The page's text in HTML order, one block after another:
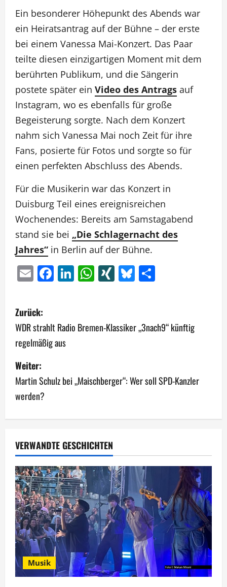
Ein besonderer Höhepunkt des Abends war
ein Heiratsantrag auf der Bühne – der erste
bei einem Vanessa Mai-Konzert. Das Paar
teilte diesen einzigartigen Moment mit dem
berührten Publikum, und die Sängerin
postete später ein Video des Antrags auf
Instagram, wo es ebenfalls für große
Begeisterung sorgte. Nach dem Konzert
nahm sich Vanessa Mai noch Zeit für ihre
Fans, posierte für Fotos und sorgte so für
einen perfekten Abschluss des Abends.
Für die Musikerin war das Konzert in
Duisburg Teil eines ereignisreichen
Wochenendes: Bereits am Samstagabend
stand sie bei „Die Schlagernacht des
Jahres“ in Berlin auf der Bühne.
EmailFacebook
LinkedIn
WhatsApp
XINGBluesky
B
e
i
t
r
a
s
n
a
v
i
g
Zurück:
WDR strahlt Radio Bremen-Klassiker „3nach9“ künftig
regelmäßig aus
Weiter:
Martin Schulz bei „Maischberger“: Wer soll SPD-Kanzler
werden?
VERWANDTE GESCHICHTEN
Musik